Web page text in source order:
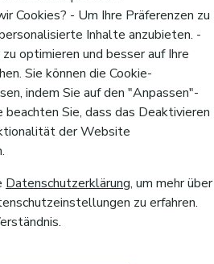
Cookies? - Um Ihre Präferenzen zu
Inhalte anzubieten. -
optimieren und besser auf Ihre
Sie können die Cookie-
indem Sie auf den "Anpassen"-
Sie, dass das Deaktivieren
der Website
Datenschutzerklärung, um mehr über
zu erfahren.